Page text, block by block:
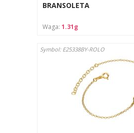
BRANSOLETA
Waga: 1.31g
Symbol: E25338BY-ROLO